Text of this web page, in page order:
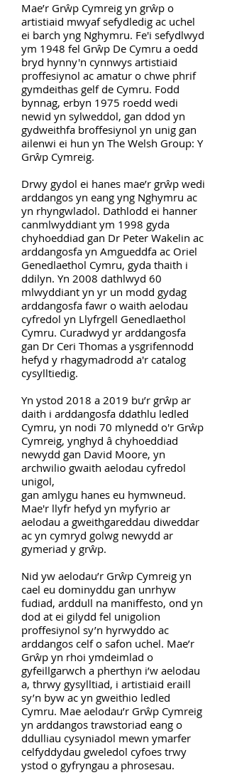
Mae’r Grŵp Cymreig yn grŵp o
artistiaid mwyaf sefydledig ac uchel
ei barch yng Nghymru. Fe'i sefydlwyd
ym 1948 fel Grŵp De Cymru a oedd
bryd hynny'n cynnwys artistiaid
proffesiynol ac amatur o chwe phrif
gymdeithas gelf de Cymru. Fodd
bynnag, erbyn 1975 roedd wedi
newid yn sylweddol, gan ddod yn
gydweithfa broffesiynol yn unig gan
ailenwi ei hun yn The Welsh Group: Y
Grŵp Cymreig.
Drwy gydol ei hanes mae’r grŵp wedi
arddangos yn eang yng Nghymru ac
yn rhyngwladol. Dathlodd ei hanner
canmlwyddiant ym 1998 gyda
chyhoeddiad gan Dr Peter Wakelin ac
arddangosfa yn Amgueddfa ac Oriel
Genedlaethol Cymru, gyda thaith i
ddilyn. Yn 2008 dathlwyd 60
mlwyddiant yn yr un modd gydag
arddangosfa fawr o waith aelodau
cyfredol yn Llyfrgell Genedlaethol
Cymru. Curadwyd yr arddangosfa
gan Dr Ceri Thomas a ysgrifennodd
hefyd y rhagymadrodd a'r catalog
cysylltiedig.
Yn ystod 2018 a 2019 bu’r grŵp ar
daith i arddangosfa ddathlu ledled
Cymru, yn nodi 70 mlynedd o'r Grŵp
Cymreig, ynghyd â chyhoeddiad
newydd gan David Moore, yn
archwilio gwaith aelodau cyfredol
unigol,
gan amlygu hanes eu hymwneud.
Mae'r llyfr hefyd yn myfyrio ar
aelodau a gweithgareddau diweddar
ac yn cymryd golwg newydd ar
gymeriad y grŵp.
Nid yw aelodau’r Grŵp Cymreig yn
cael eu dominyddu gan unrhyw
fudiad, arddull na maniffesto, ond yn
dod at ei gilydd fel unigolion
proffesiynol sy’n hyrwyddo ac
arddangos celf o safon uchel. Mae’r
Grŵp yn rhoi ymdeimlad o
gyfeillgarwch a pherthyn i’w aelodau
a, thrwy gysylltiad, i artistiaid eraill
sy’n byw ac yn gweithio ledled
Cymru. Mae aelodau’r Grŵp Cymreig
yn arddangos trawstoriad eang o
ddulliau cysyniadol mewn ymarfer
celfyddydau gweledol cyfoes trwy
ystod o gyfryngau a phrosesau.